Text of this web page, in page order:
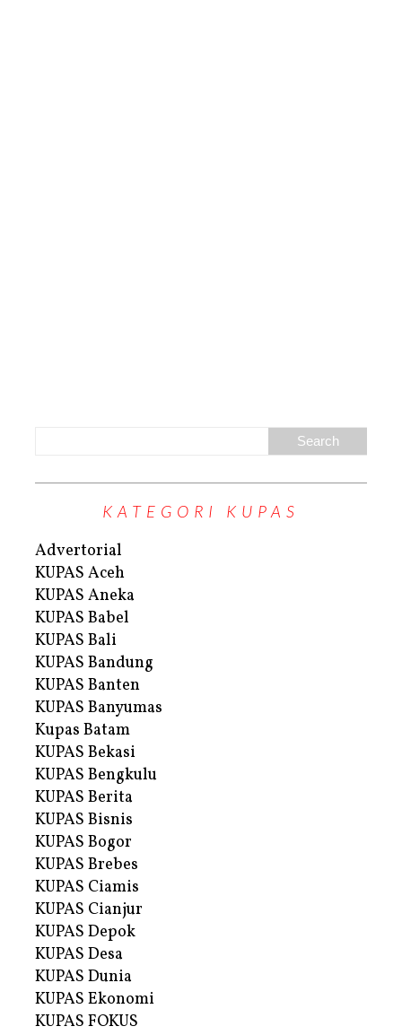
KATEGORI KUPAS
Advertorial
KUPAS Aceh
KUPAS Aneka
KUPAS Babel
KUPAS Bali
KUPAS Bandung
KUPAS Banten
KUPAS Banyumas
Kupas Batam
KUPAS Bekasi
KUPAS Bengkulu
KUPAS Berita
KUPAS Bisnis
KUPAS Bogor
KUPAS Brebes
KUPAS Ciamis
KUPAS Cianjur
KUPAS Depok
KUPAS Desa
KUPAS Dunia
KUPAS Ekonomi
KUPAS FOKUS